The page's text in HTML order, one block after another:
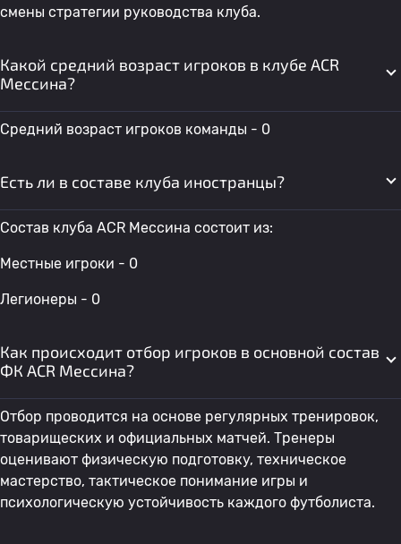
смены стратегии руководства клуба.
Какой средний возраст игроков в клубе ACR
Мессина?
Средний возраст игроков команды - 0
Есть ли в составе клуба иностранцы?
Состав клуба ACR Мессина состоит из:
Местные игроки - 0
Легионеры - 0
Как происходит отбор игроков в основной состав
ФК ACR Мессина?
Отбор проводится на основе регулярных тренировок,
товарищеских и официальных матчей. Тренеры
оценивают физическую подготовку, техническое
мастерство, тактическое понимание игры и
психологическую устойчивость каждого футболиста.